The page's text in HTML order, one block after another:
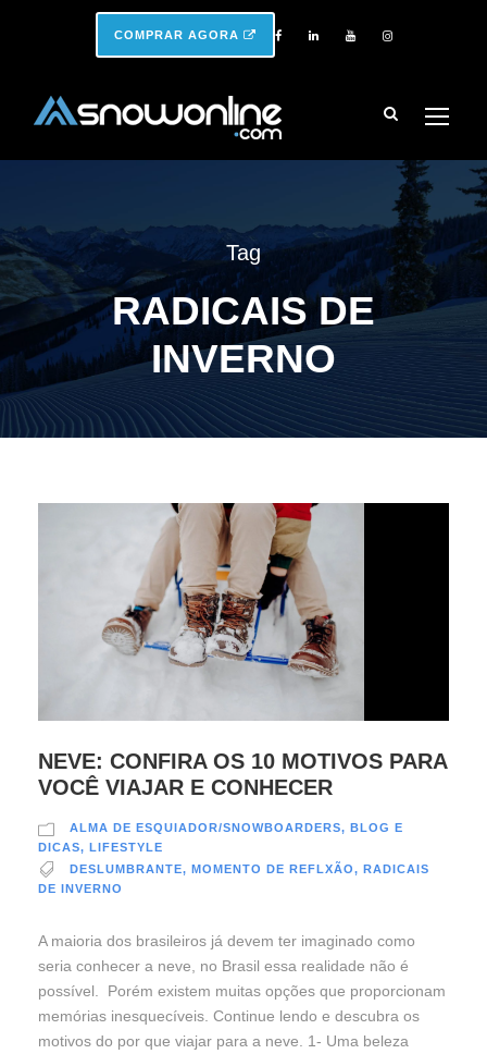
COMPRAR AGORA
Tag
RADICAIS DE
INVERNO
NEVE: CONFIRA OS 10 MOTIVOS PARA
VOCÊ VIAJAR E CONHECER
ALMA DE ESQUIADOR/SNOWBOARDERS, BLOG E
DICAS, LIFESTYLE
DESLUMBRANTE, MOMENTO DE REFLXÃO, RADICAIS
DE INVERNO
A maioria dos brasileiros já devem ter imaginado como
seria conhecer a neve, no Brasil essa realidade não é
possível. Porém existem muitas opções que proporcionam
memórias inesquecíveis. Continue lendo e descubra os
motivos do por que viajar para a neve. 1- Uma beleza